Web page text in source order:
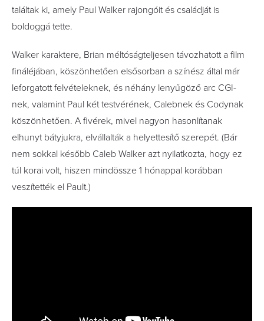
találtak ki, amely Paul Walker rajongóit és családját is
boldoggá tette.
Walker karaktere, Brian méltóságteljesen távozhatott a film
fináléjában, köszönhetően elsősorban a színész által már
leforgatott felvételeknek, és néhány lenyűgöző arc CGI-
nek, valamint Paul két testvérének, Calebnek és Codynak
köszönhetően. A fivérek, mivel nagyon hasonlítanak
elhunyt bátyjukra, elvállalták a helyettesítő szerepét. (Bár
nem sokkal később Caleb Walker azt nyilatkozta, hogy ez
túl korai volt, hiszen mindössze 1 hónappal korábban
veszítették el Pault.)